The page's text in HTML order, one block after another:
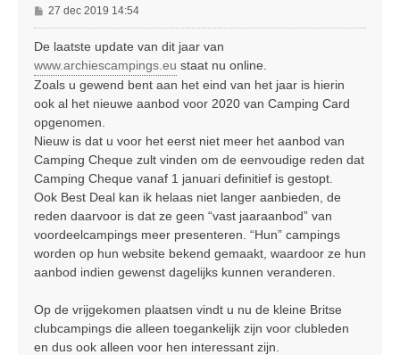
B
e
r
c
h
t
27 dec 2019 14:54
De laatste update van dit jaar van
www.archiescampings.eu staat nu online.
Zoals u gewend bent aan het eind van het jaar is hierin
ook al het nieuwe aanbod voor 2020 van Camping Card
opgenomen.
Nieuw is dat u voor het eerst niet meer het aanbod van
Camping Cheque zult vinden om de eenvoudige reden dat
Camping Cheque vanaf 1 januari definitief is gestopt.
Ook Best Deal kan ik helaas niet langer aanbieden, de
reden daarvoor is dat ze geen “vast jaaraanbod” van
voordeelcampings meer presenteren. “Hun” campings
worden op hun website bekend gemaakt, waardoor ze hun
aanbod indien gewenst dagelijks kunnen veranderen.
Op de vrijgekomen plaatsen vindt u nu de kleine Britse
clubcampings die alleen toegankelijk zijn voor clubleden
en dus ook alleen voor hen interessant zijn.